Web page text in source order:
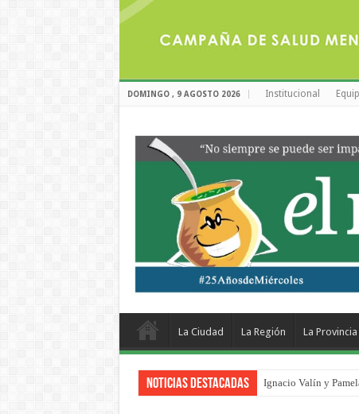
DOMINGO , 9 AGOSTO 2026 Institucional
La Ciudad La Región La Provincia
Noticias Destacadas Traigo el litoral en mi